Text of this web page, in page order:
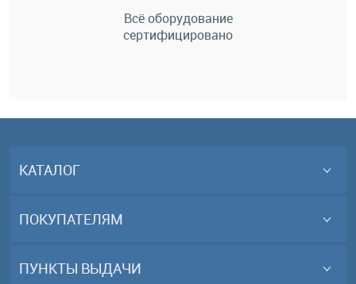
Всё оборудование
сертифицировано
КАТАЛОГ
ПОКУПАТЕЛЯМ
ПУНКТЫ ВЫДАЧИ